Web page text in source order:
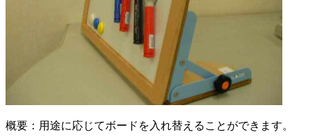
概要： 用途に応じてボードを入れ替えることができます。